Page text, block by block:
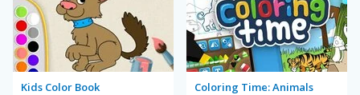
Kids Color Book Coloring Time: Animals